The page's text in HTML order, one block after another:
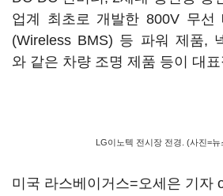
업계 최초로 개발한 800V 무선
(Wireless BMS) 등 파워 제품,
와 같은 차량 조명 제품 등이 대
LG이노텍 전시장 전경. (사진=뉴
미국 라스베이거스=오세은 기자